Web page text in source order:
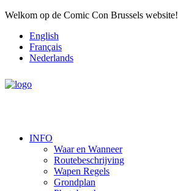
Welkom op de Comic Con Brussels website!
English
Français
Nederlands
INFO
Waar en Wanneer
Routebeschrijving
Wapen Regels
Grondplan